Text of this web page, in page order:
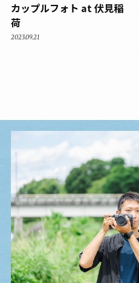
カップルフォト at 伏見稲
荷
2023.09.21